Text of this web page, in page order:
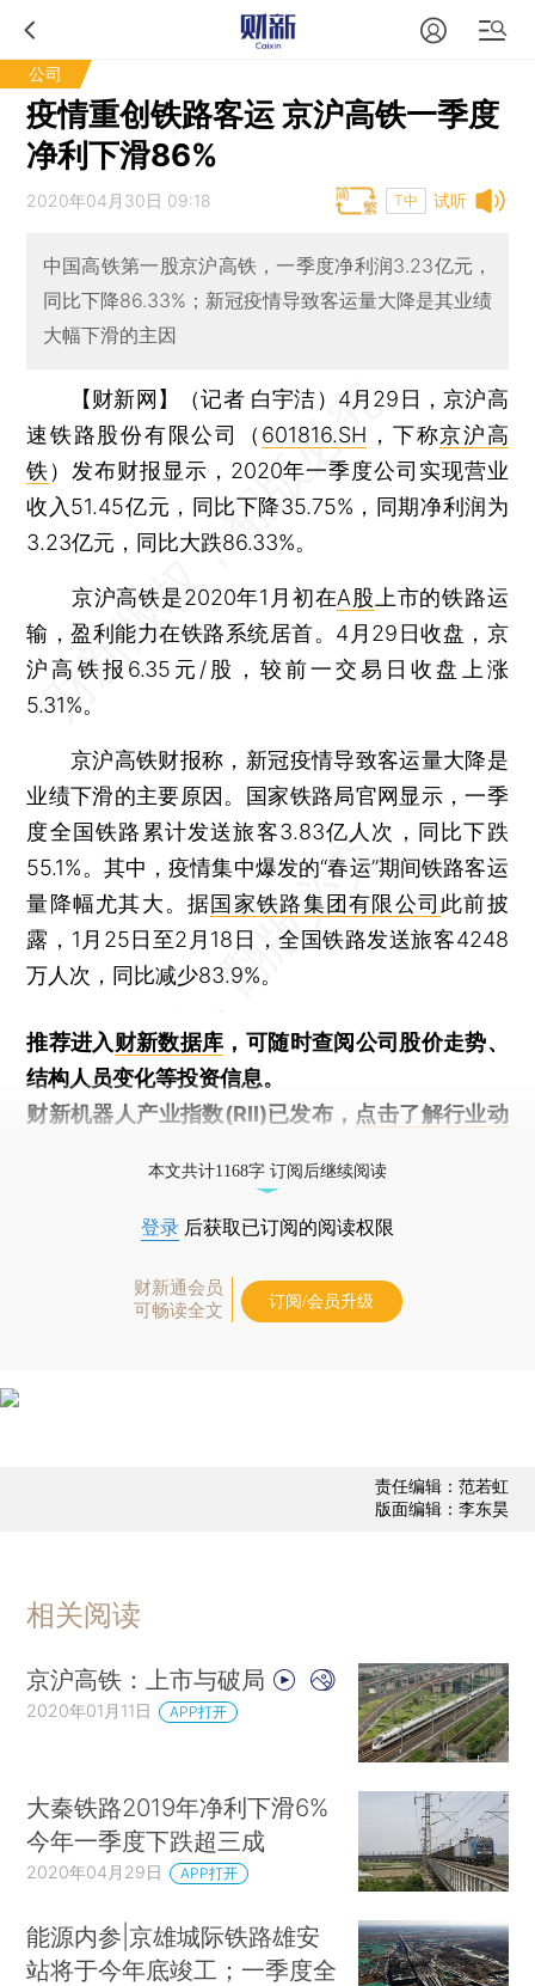
公司
疫情重创铁路客运 京沪高铁一季度
净利下滑86%
试听
2020年04月30日 09:18 T中
中国高铁第一股京沪高铁，一季度净利润3.23亿元，
同比下降86.33%；新冠疫情导致客运量大降是其业绩
大幅下滑的主因
【财新网】（记者 白宇洁） 4月29日，京沪高
速铁路股份有限公司（ 601816.SH ，下称京沪高
铁）发布财报显示，2020年一季度公司实现营业
收入51.45亿元，同比下降35.75%，同期净利润为
3.23亿元，同比大跌86.33%。
京沪高铁是2020年1月初在A股 上市的铁路运
输，盈利能力在铁路系统居首。4月29日收盘，京
沪高铁报6.35元/股，较前一交易日收盘上涨
5.31%。
京沪高铁财报称，新冠疫情导致客运量大降是
业绩下滑的主要原因。国家铁路局官网显示，一季
度全国铁路累计发送旅客3.83亿人次，同比下跌
55.1%。其中，疫情集中爆发的“春运”期间铁路客运
量降幅尤其大。据国家铁路集团有限公司 此前披
露，1月25日至2月18日，全国铁路发送旅客4248
万人次，同比减少83.9%。
推荐进入财新数据库 ，可随时查阅公司股价走势、
结构人员变化等投资信息。
财新机器人产业指数(RII)已发布， 点击了解行业动
本文共计1168字 订阅后继续阅读
登录 后获取已订阅的阅读权限
财新通会员
可畅读全文
订阅/会员升级
责任编辑：范若虹
版面编辑：李东昊
相关阅读
京沪高铁：上市与破局
2020年01月11日 APP打开
大秦铁路2019年净利下滑6%
今年一季度下跌超三成
2020年04月29日 APP打开
能源内参|京雄城际铁路雄安
站将于今年底竣工；一季度全